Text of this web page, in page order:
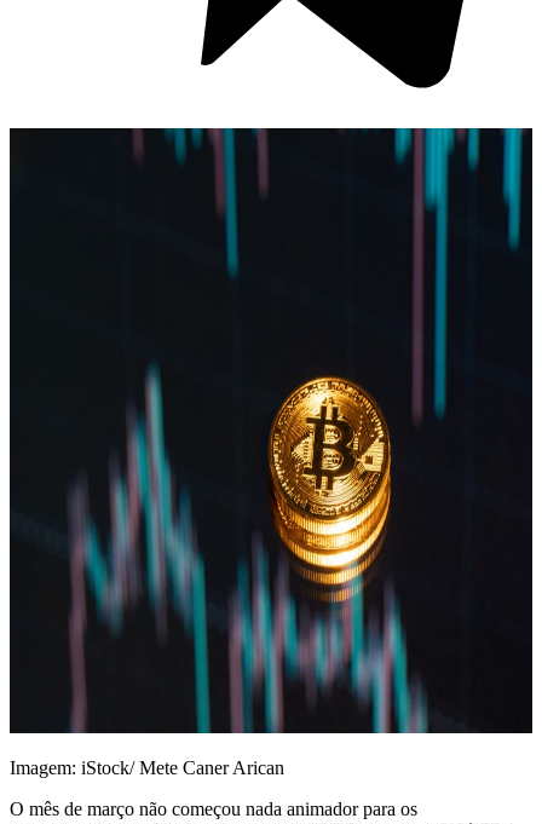
Imagem: iStock/ Mete Caner Arican
O mês de março não começou nada animador para os